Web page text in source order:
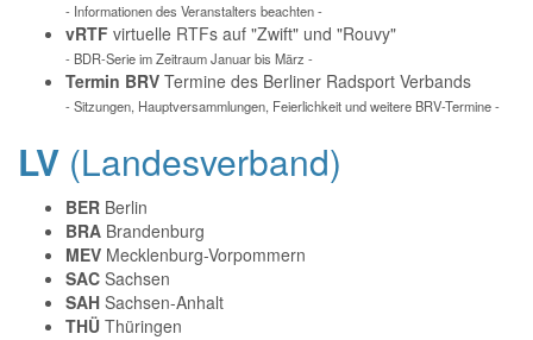
- Informationen des Veranstalters beachten -
vRTF virtuelle RTFs auf "Zwift" und "Rouvy"
- BDR-Serie im Zeitraum Januar bis März -
Termin BRV Termine des Berliner Radsport Verbands
- Sitzungen, Hauptversammlungen, Feierlichkeit und weitere BRV-Termine -
LV (Landesverband)
BER Berlin
BRA Brandenburg
MEV Mecklenburg-Vorpommern
SAC Sachsen
SAH Sachsen-Anhalt
THÜ Thüringen